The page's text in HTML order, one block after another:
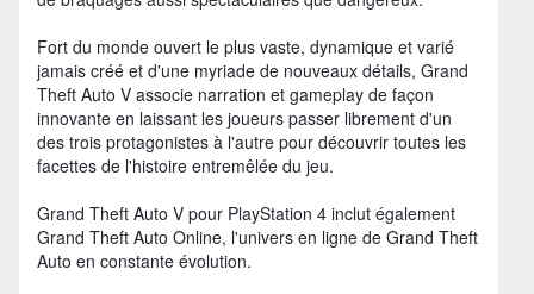
Fort du monde ouvert le plus vaste, dynamique et varié
jamais créé et d'une myriade de nouveaux détails, Grand
Theft Auto V associe narration et gameplay de façon
innovante en laissant les joueurs passer librement d'un
des trois protagonistes à l'autre pour découvrir toutes les
facettes de l'histoire entremêlée du jeu.
Grand Theft Auto V pour PlayStation 4 inclut également
Grand Theft Auto Online, l'univers en ligne de Grand Theft
Auto en constante évolution.